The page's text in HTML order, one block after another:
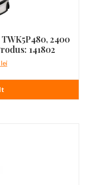
2400
141802
leiPrețul
este: